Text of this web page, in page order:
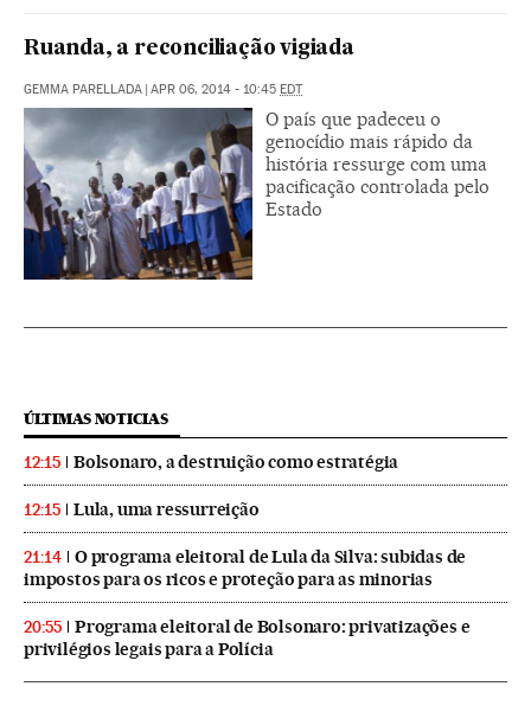
Ruanda, a reconciliação vigiada
GEMMA PARELLADA APR 06, 2014 - 10:45 EDT
O país que padeceu o
genocídio mais rápido da
história ressurge com uma
pacificação controlada pelo
Estado
ÚLTIMAS NOTICIAS
12:15 Bolsonaro, a destruição como estratégia
12:15 Lula, uma ressurreição
21:14
O programa eleitoral de Lula da Silva: subidas de
impostos para os ricos e proteção para as minorias
20:55
Programa eleitoral de Bolsonaro: privatizações e
privilégios legais para a Polícia